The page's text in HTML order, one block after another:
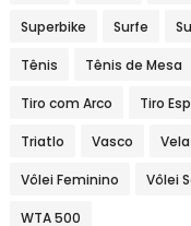
Superbike Surfe
Tênis Tênis de Mesa
Tiro com Arco Tiro
Triatlo Vasco Vela
Vôlei Feminino Vôlei
WTA 500